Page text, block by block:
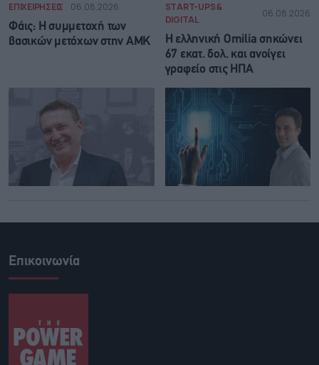
ΕΠΙΧΕΙΡΗΣΕΙΣ 06.08.2026
Φάις: Η συμμετοχή των
βασικών μετόχων στην ΑΜΚ
START-UPS &
DIGITAL
06.08.2026
Η ελληνική Omilia σηκώνει
67 εκατ. δολ. και ανοίγει
γραφείο στις ΗΠΑ
Επικοινωνία